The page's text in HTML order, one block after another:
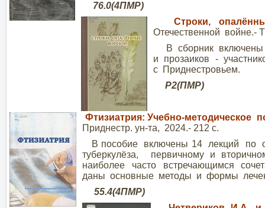
76.0(4ПМР)
Строки,
Отечественной войне.-
В сборник включены
и прозаиков -
с Приднестровьем.
Р2(ПМР)
Фтизиатрия: Учебно-методическое
Приднестр. ун-та, 2024.- 212 с.
В пособие включены 14 лекций по
туберкулёза, первичному и
наиболее часто встречающимся
даны основные методы и формы
55.4(4ПМР)